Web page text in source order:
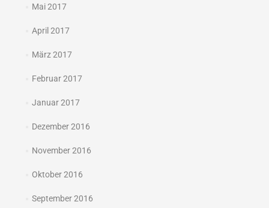
Mai 2017
April 2017
März 2017
Februar 2017
Januar 2017
Dezember 2016
November 2016
Oktober 2016
September 2016